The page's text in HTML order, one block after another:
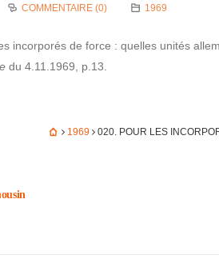
COMMENTAIRE (0) 1969
incor­po­rés de force : quelles unités
du 4.11.1969, p.13.
1969 020. POUR LES